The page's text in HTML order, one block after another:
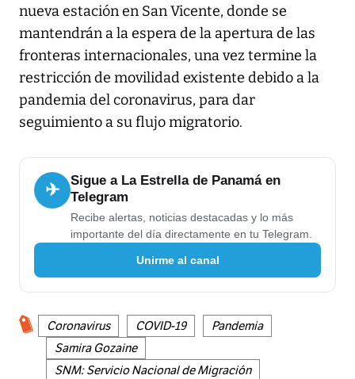
nueva estación en San Vicente, donde se
mantendrán a la espera de la apertura de las
fronteras internacionales, una vez termine la
restricción de movilidad existente debido a la
pandemia del coronavirus, para dar
seguimiento a su flujo migratorio.
✈
Sigue a La Estrella de Panamá en
Telegram
Recibe alertas, noticias destacadas y lo más
importante del día directamente en tu Telegram.
Unirme al canal
Coronavirus COVID-19
Pandemia
Samira Gozaine
SNM: Servicio Nacional de Migración